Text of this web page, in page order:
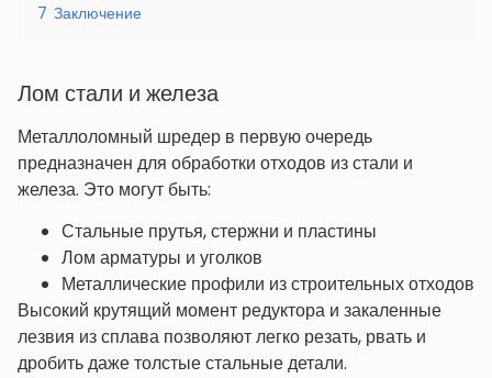
7 Заключение
Лом стали и железа
Металлоломный шредер в первую очередь
предназначен для обработки отходов из стали и
железа. Это могут быть:
Стальные прутья, стержни и пластины
Лом арматуры и уголков
Металлические профили из строительных отходов
Высокий крутящий момент редуктора и закаленные
лезвия из сплава позволяют легко резать, рвать и
дробить даже толстые стальные детали.